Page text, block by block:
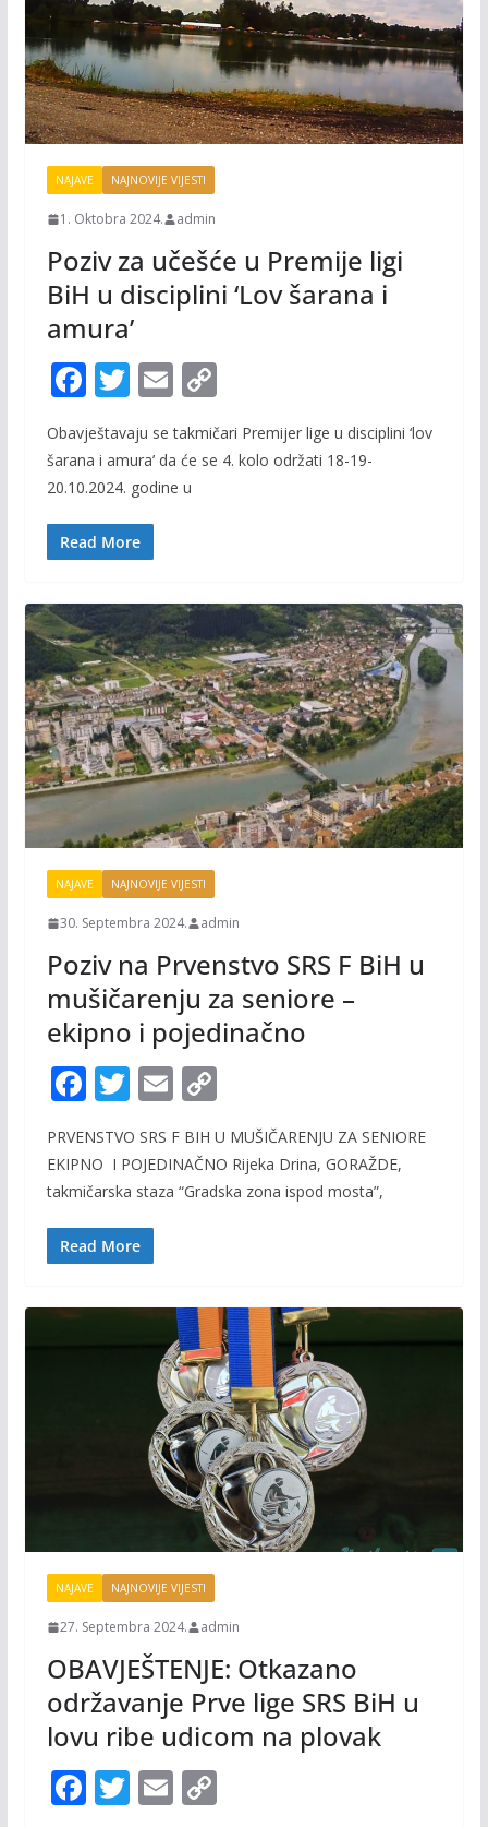
NAJAVE NAJNOVIJE VIJESTI
1. Oktobra 2024. admin
Poziv za učešće u Premije ligi
BiH u disciplini ‘Lov šarana i
amura’
F
ac
e
b
o
o
T
itt
er
E
m
ai
l
C
o
p
Obavještavaju se takmičari Premijer lige u disciplini ‘lov
šarana i amura’ da će se 4. kolo održati 18-19-
20.10.2024. godine u
Read More
NAJAVE NAJNOVIJE VIJESTI
30. Septembra 2024. admin
Poziv na Prvenstvo SRS F BiH u
mušičarenju za seniore –
ekipno i pojedinačno
F
e
b
o
o
T
itt
er
E
ai
l
C
p
y
PRVENSTVO SRS F BIH U MUŠIČARENJU ZA SENIORE
EKIPNO I POJEDINAČNO Rijeka Drina, GORAŽDE,
takmičarska staza “Gradska zona ispod mosta”,
Read More
NAJAVE NAJNOVIJE VIJESTI
27. Septembra 2024. admin
OBAVJEŠTENJE: Otkazano
održavanje Prve lige SRS BiH u
lovu ribe udicom na plovak
F T E C